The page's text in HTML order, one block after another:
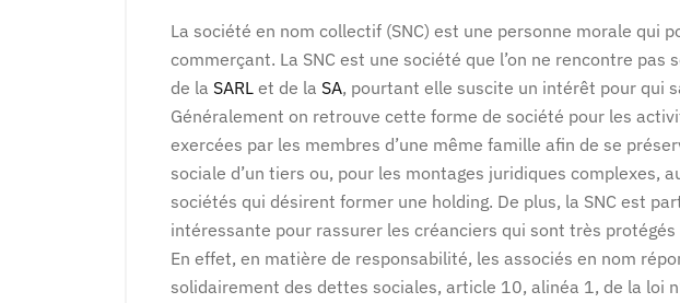
La société en nom collectif (SNC) est une personne morale qui
commerçant. La SNC est une société que l’on ne rencontre pas
de la SARL et de la SA, pourtant elle suscite un intérêt pour qui
Généralement on retrouve cette forme de société pour les
exercées par les membres d’une même famille afin de se
sociale d’un tiers ou, pour les montages juridiques complexes,
sociétés qui désirent former une holding. De plus, la SNC est
intéressante pour rassurer les créanciers qui sont très
En effet, en matière de responsabilité, les associés en nom
solidairement des dettes sociales, article 10, alinéa 1, de la loi